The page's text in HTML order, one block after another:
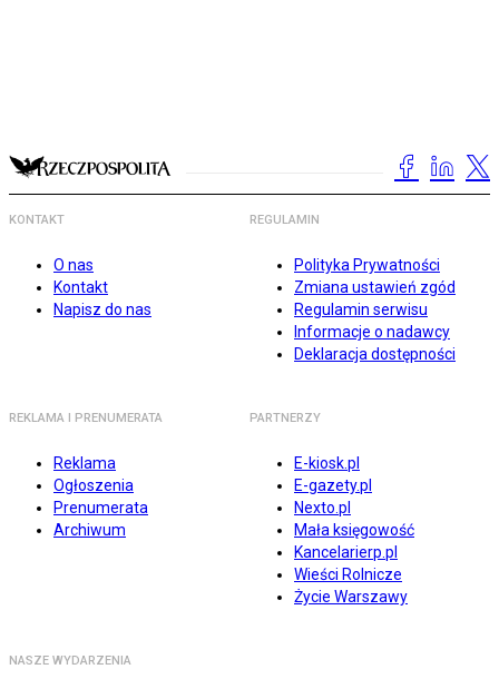
KONTAKT
O nas
Kontakt
Napisz do nas
REGULAMIN
Polityka Prywatności
Zmiana ustawień zgód
Regulamin serwisu
Informacje o nadawcy
Deklaracja dostępności
REKLAMA I PRENUMERATA
Reklama
Ogłoszenia
Prenumerata
Archiwum
PARTNERZY
E-kiosk.pl
E-gazety.pl
Nexto.pl
Mała księgowość
Kancelarierp.pl
Wieści Rolnicze
Życie Warszawy
NASZE WYDARZENIA